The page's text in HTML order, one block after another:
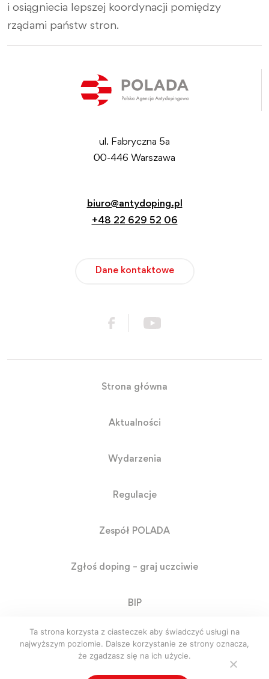
i osiągniecia lepszej koordynacji pomiędzy
rządami państw stron.
ul. Fabryczna 5a
00-446 Warszawa
biuro@antydoping.pl
+48 22 629 52 06
Dane kontaktowe
Strona główna
Aktualności
Wydarzenia
Regulacje
Zespół POLADA
Zgłoś doping – graj uczciwie
BIP
RODO
Ta strona korzysta z ciasteczek aby świadczyć usługi na
najwyższym poziomie. Dalsze korzystanie ze strony oznacza,
że zgadzasz się na ich użycie.